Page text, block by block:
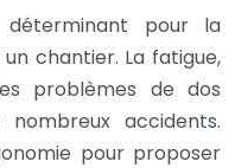
pour la
chantier. La fatigue,
problèmes de dos
accidents.
pour proposer